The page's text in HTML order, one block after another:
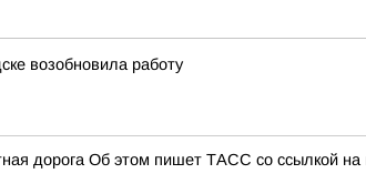
возобновила работу
дорога Об этом пишет ТАСС со ссылкой